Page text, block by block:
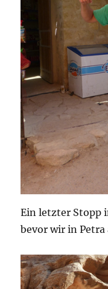
Ein letzter Stopp
bevor wir in